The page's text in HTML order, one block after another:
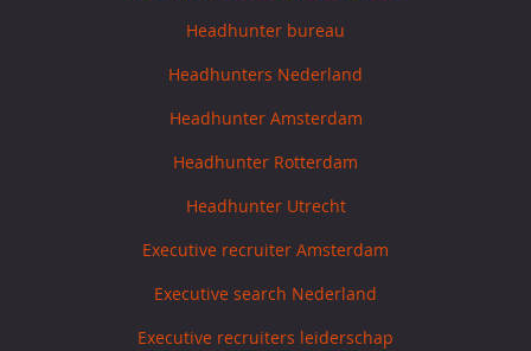
Headhunter bureau
Headhunters Nederland
Headhunter Amsterdam
Headhunter Rotterdam
Headhunter Utrecht
Executive recruiter Amsterdam
Executive search Nederland
Executive recruiters leiderschap